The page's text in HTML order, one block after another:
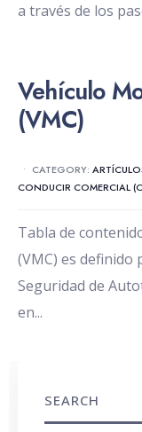
a través de los
Vehículo
(VMC)
• CATEGORY:
CONDUCIR COMERCIAL
Tabla de
(VMC) es definido
Seguridad de
en...
SEARCH